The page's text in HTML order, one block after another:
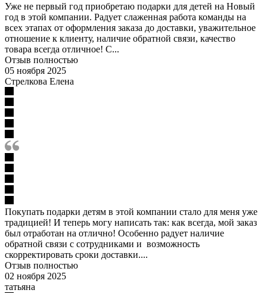
Уже не первый год приобретаю подарки для детей на Новый
год в этой компании. Радует слаженная работа команды на
всех этапах от оформления заказа до доставки, уважительное
отношение к клиенту, наличие обратной связи, качество
товара всегда отличное! С...
Отзыв полностью
05 ноября 2025
Стрелкова Елена
Покупать подарки детям в этой компании стало для меня уже
традицией! И теперь могу написать так: как всегда, мой заказ
был отработан на отлично! Особенно радует наличие
обратной связи с сотрудниками и возможность
скорректировать сроки доставки....
Отзыв полностью
02 ноября 2025
татьяна